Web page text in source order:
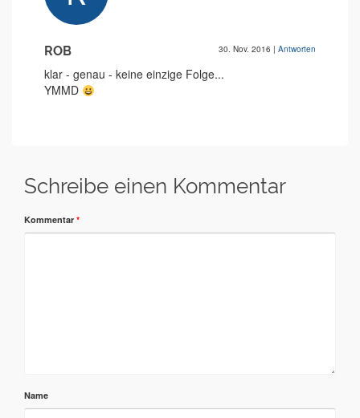
ROB 30. Nov. 2016 | Antworten
klar - genau - keine einzige Folge...
YMMD
Schreibe einen Kommentar
Kommentar *
Name